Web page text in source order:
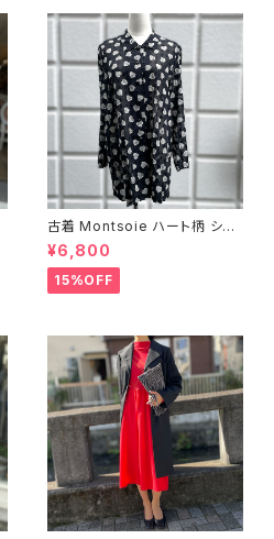
古着 Montsoie ハート柄 シア
ーシャツ ブラック
¥6,800
15%OFF